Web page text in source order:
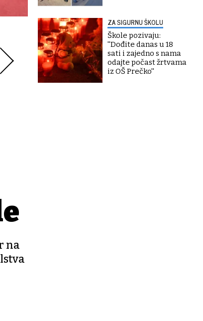
na
ZA SIGURNU ŠKOLU
Škole pozivaju:
''Dođite danas u 18
sati i zajedno s nama
odajte počast žrtvama
iz OŠ Prečko''